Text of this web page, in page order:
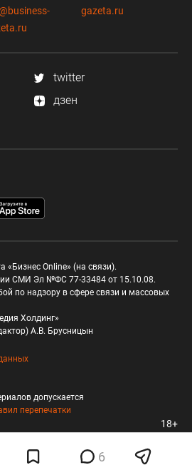
6
gazeta.ru
twitter
дзен
«Бизнес Online» (на связи).
СМИ Эл №ФС 77-33484 от 15.10.08.
по надзору в сфере связи и массовых
Холдинг»
А.В. Брусницын
допускается
перепечатки
18+